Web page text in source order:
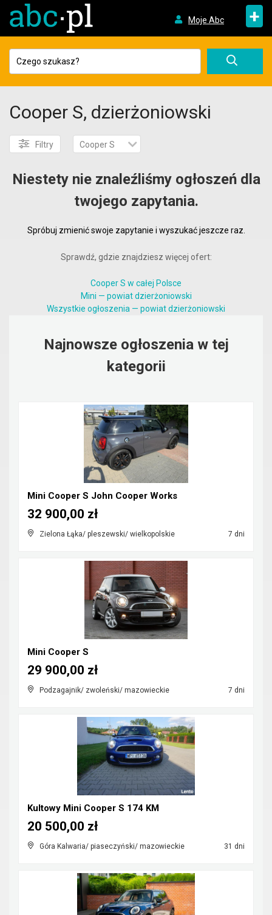
Moje Abc +
Cooper S, dzierżoniowski
Filtry Cooper S
Niestety nie znaleźliśmy ogłoszeń dla
twojego zapytania.
Spróbuj zmienić swoje zapytanie i wyszukać jeszcze raz.
Sprawdź, gdzie znajdziesz więcej ofert:
Cooper S w całej Polsce
Mini — powiat dzierżoniowski
Wszystkie ogłoszenia — powiat dzierżoniowski
Najnowsze ogłoszenia w tej
kategorii
Mini Cooper S John Cooper Works
Zielona Łąka/ pleszewski/ wielkopolskie 7 dni
32 900,00 zł
Mini Cooper S
Podzagajnik/ zwoleński/ mazowieckie 7 dni
29 900,00 zł
Kultowy Mini Cooper S 174 KM
Góra Kalwaria/ piaseczyński/ mazowieckie 31 dni
20 500,00 zł